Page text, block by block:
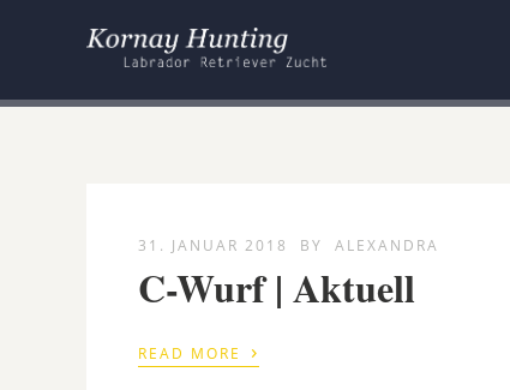
31. JANUAR 2018 BY ALEXANDRA
C-Wurf | Aktuell
READ MORE ›